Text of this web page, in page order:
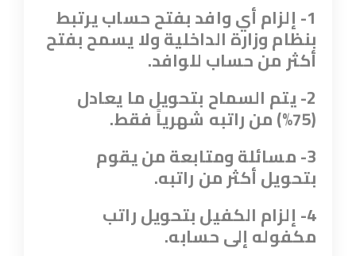
1- إلزام أي وافد بفتح حساب يرتبط
بنظام وزارة الداخلية ولا يسمح بفتح
أكثر من حساب للوافد.
2- يتم السماح بتحويل ما يعادل
(75%) من راتبه شهرياً فقط
.
3- مسائلة ومتابعة من يقوم
بتحويل أكثر من راتبه.
4- إلزام الكفيل بتحويل راتب
مكفوله إلى حسابه.